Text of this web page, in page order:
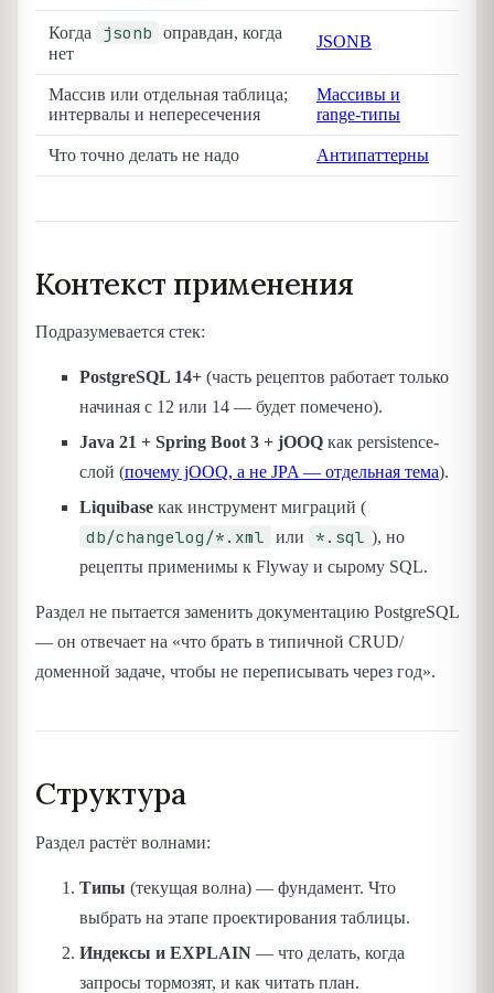
Когда jsonb
оправдан, когда
нет
JSONB
Массив или отдельная таблица;
интервалы и непересечения
Массивы и
range-типы
Что точно делать не надо Антипаттерны
Контекст применения
Подразумевается стек:
PostgreSQL 14+ (часть рецептов работает только
начиная с 12 или 14 — будет помечено).
Java 21 + Spring Boot 3 + jOOQ как persistence-
слой (почему jOOQ, а не JPA — отдельная тема).
Liquibase как инструмент миграций (
db/changelog/*.xml или *.sql ), но
рецепты применимы к Flyway и сырому SQL.
Раздел не пытается заменить документацию PostgreSQL
— он отвечает на «что брать в типичной CRUD/
доменной задаче, чтобы не переписывать через год».
Структура
Раздел растёт волнами:
Типы (текущая волна) — фундамент. Что
выбрать на этапе проектирования таблицы.
Индексы и EXPLAIN — что делать, когда
запросы тормозят, и как читать план.